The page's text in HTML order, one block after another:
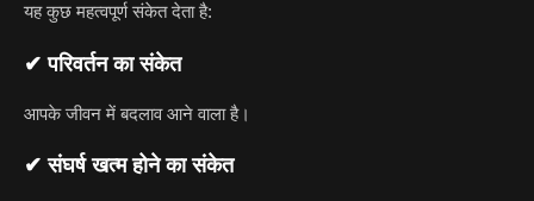
यह कुछ महत्वपूर्ण संकेत देता है:
✔ परिवर्तन का संकेत
आपके जीवन में बदलाव आने वाला है।
✔ संघर्ष खत्म होने का संकेत